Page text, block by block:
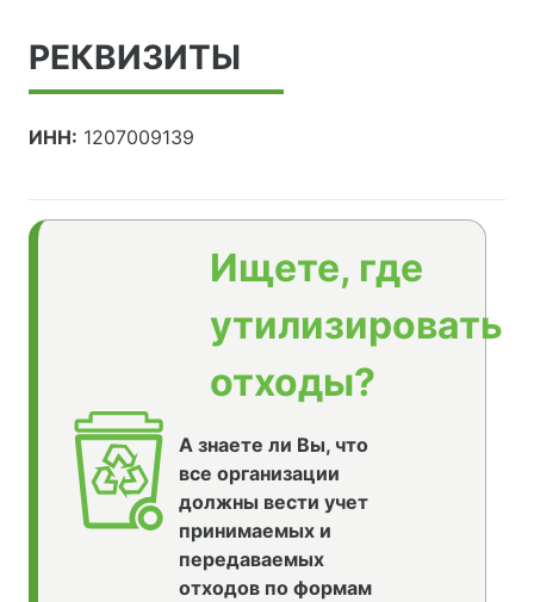
РЕКВИЗИТЫ
ИНН: 1207009139
Ищете, где
утилизировать
отходы?
А знаете ли Вы, что
все организации
должны вести учет
принимаемых и
передаваемых
отходов по формам